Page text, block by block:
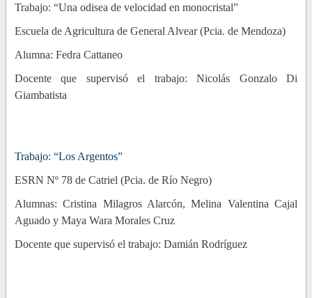
Trabajo: “Una odisea de velocidad en monocristal”
Escuela de Agricultura de General Alvear (Pcia. de Mendoza)
Alumna: Fedra Cattaneo
Docente que supervisó el trabajo: Nicolás Gonzalo Di
Giambatista
Trabajo: “Los Argentos”
ESRN Nº 78 de Catriel (Pcia. de Río Negro)
Alumnas: Cristina Milagros Alarcón, Melina Valentina Cajal
Aguado y Maya Wara Morales Cruz
Docente que supervisó el trabajo: Damián Rodríguez